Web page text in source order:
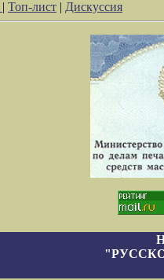
| Топ-лист | Дискуссия